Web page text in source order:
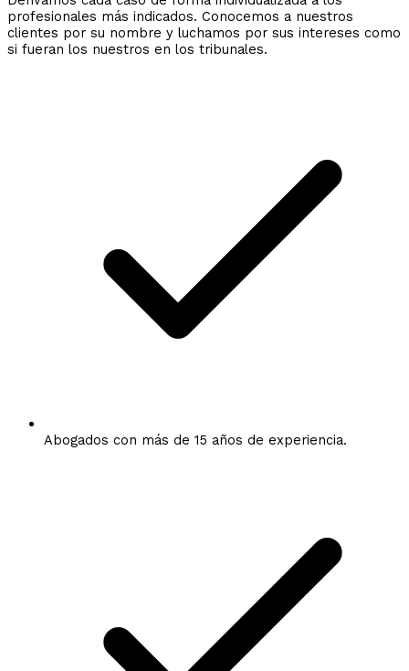
profesionales más indicados. Conocemos a nuestros
clientes por su nombre y luchamos por sus intereses como
si fueran los nuestros en los tribunales.
Abogados con más de 15 años de experiencia.